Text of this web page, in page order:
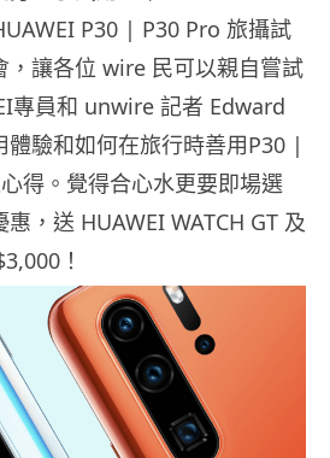
P30 | P30 Pro 旅攝試
，讓各位 wire 民可以親自嘗試
專員和 unwire 記者 Edward
體驗和如何在旅行時善用P30 |
得。覺得合心水更要即場選
，送 HUAWEI WATCH GT 及
！